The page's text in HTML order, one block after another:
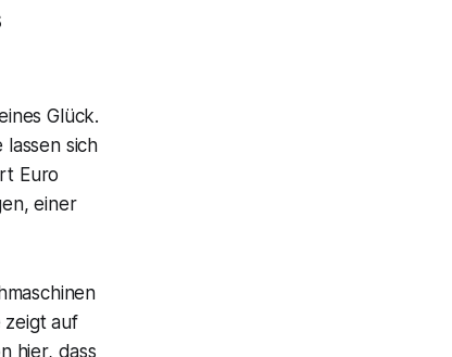
Glück.
sich
Euro
einer
zeigt auf
hier, dass